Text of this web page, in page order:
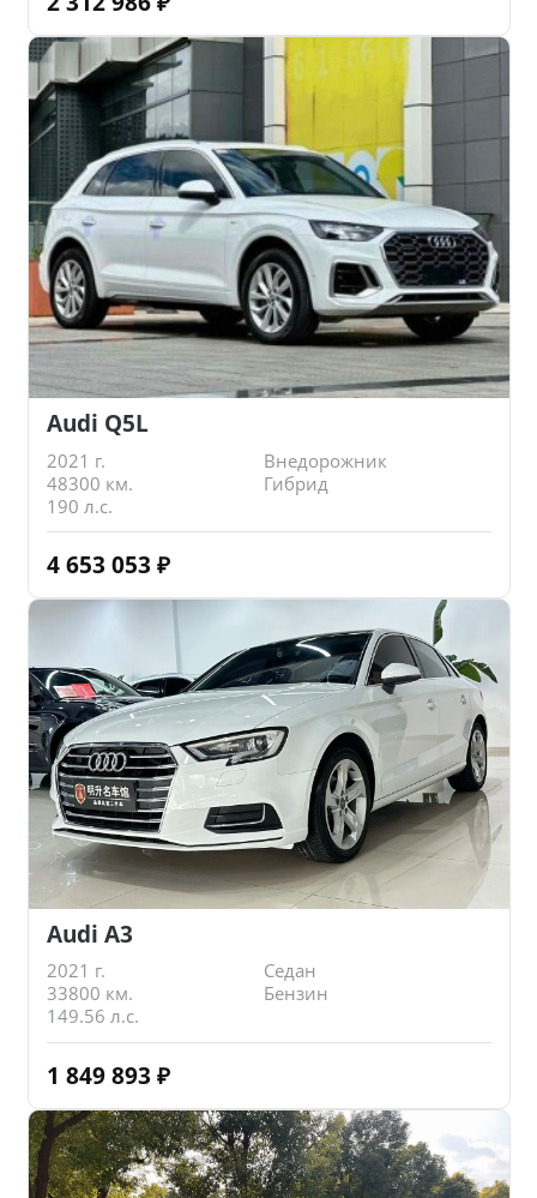
Audi Q5L
2021 г.
Внедорожник
48300 км.
Гибрид
190 л.с.
4 653 053 ₽
Audi A3
2021 г.
Седан
33800 км.
Бензин
149.56 л.с.
1 849 893 ₽